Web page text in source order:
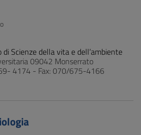
Scienze della vita e dell’ambiente
09042 Monserrato
4174 - Fax: 070/675-4166